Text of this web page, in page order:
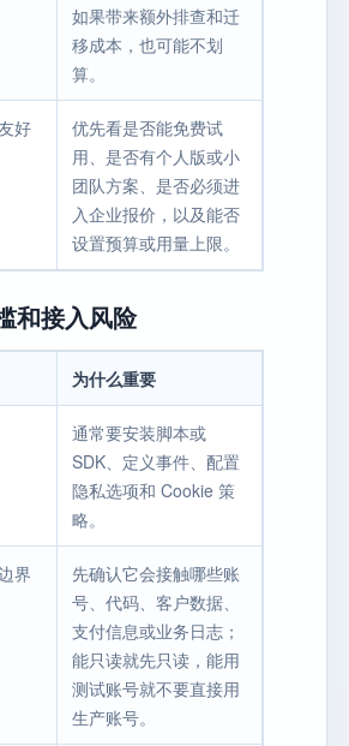
如果带来额外排查和迁
移成本，也可能不划
算。
好
优先看是否能免费试
用、是否有个人版或小
团队方案、是否必须进
入企业报价，以及能否
设置预算或用量上限。
和接入风险
为什么重要
通常要安装脚本或
SDK、定义事件、配置
隐私选项和 Cookie 策
略。
界
先确认它会接触哪些账
号、代码、客户数据、
支付信息或业务日志；
能只读就先只读，能用
测试账号就不要直接用
生产账号。